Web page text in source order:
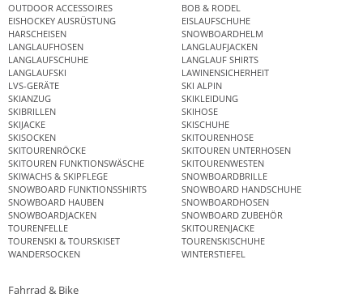
OUTDOOR ACCESSOIRES
BOB & RODEL
EISHOCKEY AUSRÜSTUNG
EISLAUFSCHUHE
HARSCHEISEN
SNOWBOARDHELM
LANGLAUFHOSEN
LANGLAUFJACKEN
LANGLAUFSCHUHE
LANGLAUF SHIRTS
LANGLAUFSKI
LAWINENSICHERHEIT
LVS-GERÄTE
SKI ALPIN
SKIANZUG
SKIKLEIDUNG
SKIBRILLEN
SKIHOSE
SKIJACKE
SKISCHUHE
SKISOCKEN
SKITOURENHOSE
SKITOURENRÖCKE
SKITOUREN UNTERHOSEN
SKITOUREN FUNKTIONSWÄSCHE
SKITOURENWESTEN
SKIWACHS & SKIPFLEGE
SNOWBOARDBRILLE
SNOWBOARD FUNKTIONSSHIRTS
SNOWBOARD HANDSCHUHE
SNOWBOARD HAUBEN
SNOWBOARDHOSEN
SNOWBOARDJACKEN
SNOWBOARD ZUBEHÖR
TOURENFELLE
SKITOURENJACKE
TOURENSKI & TOURSKISET
TOURENSKISCHUHE
WANDERSOCKEN
WINTERSTIEFEL
Fahrrad & Bike